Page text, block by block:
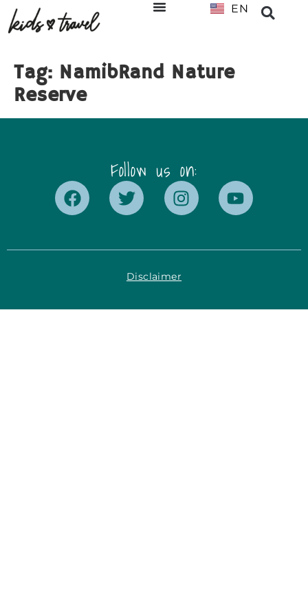
EN
NL
Tag: NamibRand Nature
Reserve
Follow us on:
Disclaimer